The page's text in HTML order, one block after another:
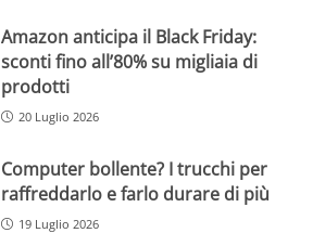
Amazon anticipa il Black Friday:
sconti fino all’80% su migliaia di
prodotti
20 Luglio 2026
Computer bollente? I trucchi per
raffreddarlo e farlo durare di più
19 Luglio 2026